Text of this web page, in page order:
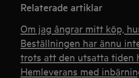
Relaterade artiklar
Om jag ångrar mitt köp,
Beställningen har ännu
trots att den utsatta tiden
Hemleverans med